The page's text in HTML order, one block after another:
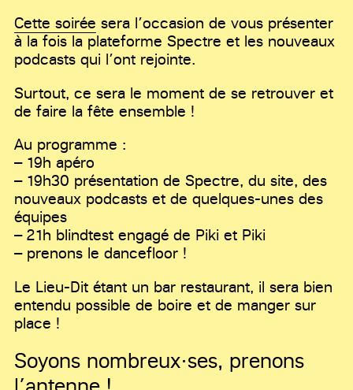
Cette soirée sera l’occasion de vous présenter
à la fois la plateforme Spectre et les nouveaux
podcasts qui l’ont rejointe.
Surtout, ce sera le moment de se retrouver et
de faire la fête ensemble !
Au programme :
– 19h apéro
– 19h30 présentation de Spectre, du site, des
nouveaux podcasts et de quelques-unes des
équipes
– 21h blindtest engagé de Piki et Piki
– prenons le dancefloor !
Le Lieu-Dit étant un bar restaurant, il sera bien
entendu possible de boire et de manger sur
place !
Soyons nombreux·ses, prenons